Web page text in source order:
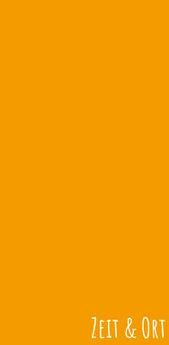
Zeit & Ort